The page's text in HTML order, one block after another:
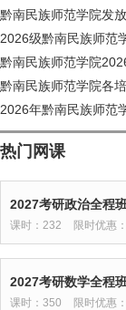
黔南民族师范学院发
2026级黔南民族师范
黔南民族师范学院
黔南民族师范学院各
2026年黔南民族师范
热门网课
2027考研政治全程
课时：232 限时优惠
2027考研数学全程
课时：350 限时优惠